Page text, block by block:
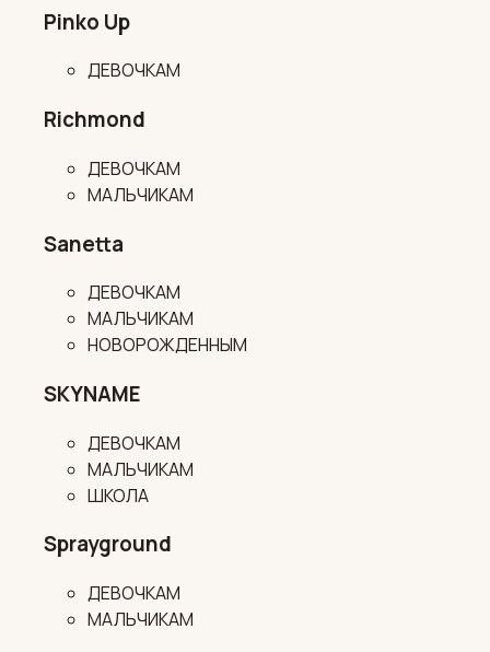
Pinko Up
ДЕВОЧКАМ
Richmond
ДЕВОЧКАМ
МАЛЬЧИКАМ
Sanetta
ДЕВОЧКАМ
МАЛЬЧИКАМ
НОВОРОЖДЕННЫМ
SKYNAME
ДЕВОЧКАМ
МАЛЬЧИКАМ
ШКОЛА
Sprayground
ДЕВОЧКАМ
МАЛЬЧИКАМ